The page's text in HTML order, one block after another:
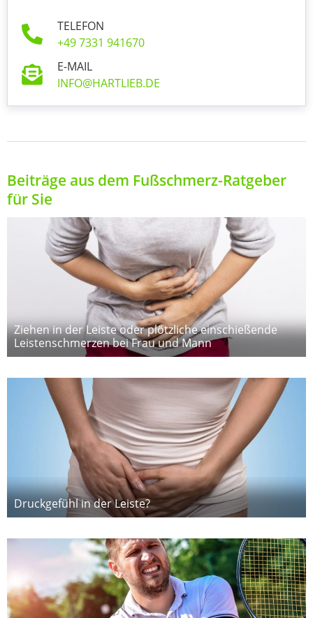
TELEFON
+49 7331 941670
E-MAIL
INFO@HARTLIEB.DE
Beiträge aus dem Fußschmerz-Ratgeber
für Sie
Ziehen in der Leiste oder plötzliche einschießende
Leistenschmerzen bei Frau und Mann
Druckgefühl in der Leiste?